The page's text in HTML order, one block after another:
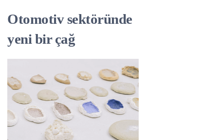
Otomotiv sektöründe
yeni bir çağ